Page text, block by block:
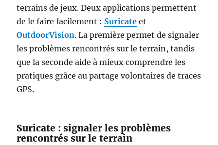
terrains de jeux. Deux applications permettent
de le faire facilement : Suricate et
OutdoorVision. La première permet de signaler
les problèmes rencontrés sur le terrain, tandis
que la seconde aide à mieux comprendre les
pratiques grâce au partage volontaires de traces
GPS.
Suricate : signaler les problèmes
rencontrés sur le terrain